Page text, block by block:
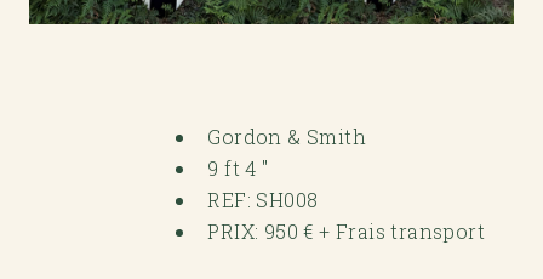
Gordon & Smith
9 ft 4 "
REF: SH008
PRIX: 950 € + Frais transport